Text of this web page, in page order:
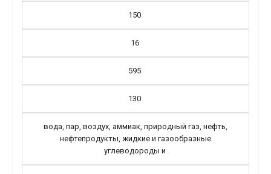
150
16
595
130
вода, пар, воздух, аммиак, природный газ, нефть,
нефтепродукты, жидкие и газообразные
углеводороды и